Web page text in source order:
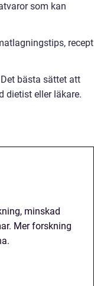
som kan
recept
bästa sättet att
dietist eller läkare.
minskad
Mer forskning